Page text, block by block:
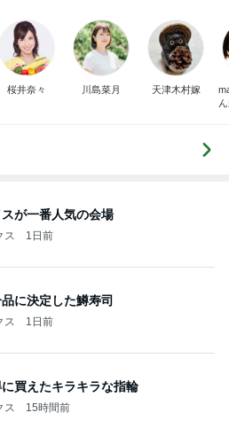
桜井奈々 川島菜月 天津木村嫁
が一番人気の会場
ス 1日前
に決定した鱒寿司
ス 1日前
買えたキラキラな指輪
ス 15時間前